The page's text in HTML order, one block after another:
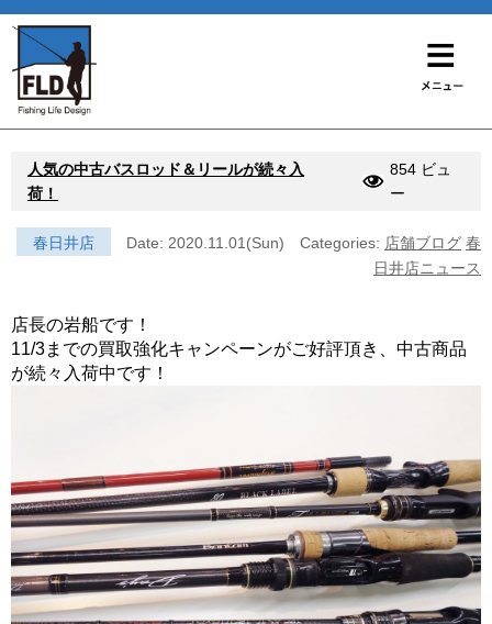
人気の中古バスロッド＆リールが続々入
荷！
854 ビュ
ー
春日井店 Date: 2020.11.01(Sun) Categories: 店舗ブログ 春
日井店ニュース
店長の岩船です！
11/3までの買取強化キャンペーンがご好評頂き、中古商品
が続々入荷中です！